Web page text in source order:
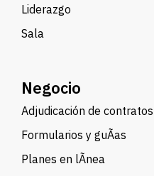
Liderazgo
Sala
Negocio
Adjudicación de contratos
Formularios y guÃ­as
Planes en lÃ­nea